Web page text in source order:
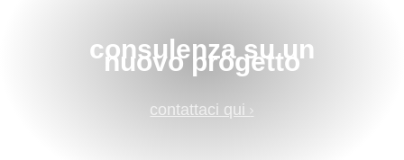
consulenza su un
nuovo progetto
contattaci qui